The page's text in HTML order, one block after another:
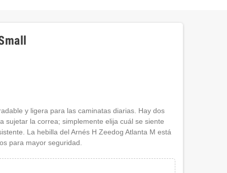
y ligera para las caminatas diarias. Hay dos
sujetar la correa; simplemente elija cuál se siente
La hebilla del Arnés H Zeedog Atlanta M está
para mayor seguridad.